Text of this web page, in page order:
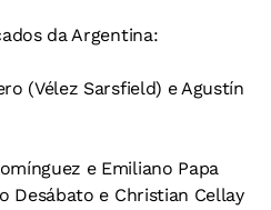
da Argentina:
(Vélez Sarsfield) e Agustín
e Emiliano Papa
Desábato e Christian Cellay